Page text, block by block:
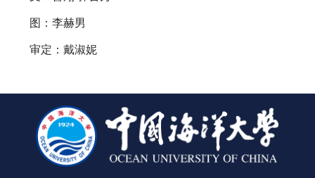
图：李赫男
审定：戴淑妮